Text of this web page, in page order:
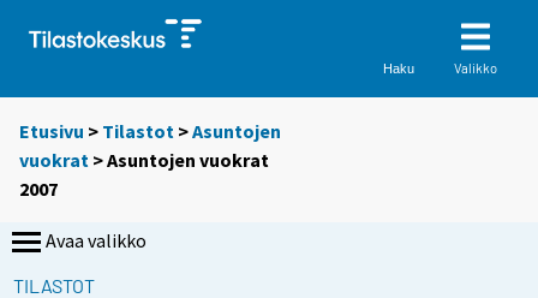
Haku Valikko
Etusivu > Tilastot >Asuntojen
vuokrat > Asuntojen vuokrat
2007
Avaa valikko
TILASTOT